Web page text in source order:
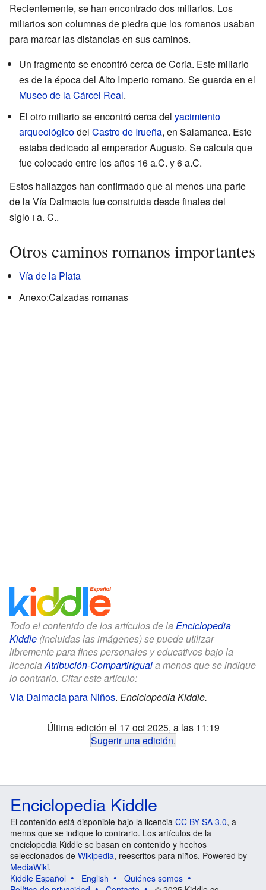
Recientemente, se han encontrado dos miliarios. Los
miliarios son columnas de piedra que los romanos usaban
para marcar las distancias en sus caminos.
Un fragmento se encontró cerca de Coria. Este miliario
es de la época del Alto Imperio romano. Se guarda en el
Museo de la Cárcel Real.
El otro miliario se encontró cerca del yacimiento
arqueológicodel Castro de Irueña, en Salamanca. Este
estaba dedicado al emperador Augusto. Se calcula que
fue colocado entre los años 16 a.C. y 6 a.C.
Estos hallazgos han confirmado que al menos una parte
de la Vía Dalmacia fue construida desde finales del
siglo i a. C..
Otros caminos romanos importantes
Vía de la Plata
Anexo:Calzadas romanas
Todo el contenido de los artículos de la Enciclopedia
Kiddle (incluidas las imágenes) se puede utilizar
libremente para fines personales y educativos bajo la
licenciaAtribución-CompartirIguala menos que se indique
lo contrario. Citar este artículo:
Vía Dalmacia para Niños. Enciclopedia Kiddle.
Última edición el 17 oct 2025, a las 11:19
Sugerir una edición.
Enciclopedia Kiddle
El contenido está disponible bajo la licencia CC BY-SA 3.0, a
menos que se indique lo contrario. Los artículos de la
enciclopedia Kiddle se basan en contenido y hechos
seleccionados de Wikipedia, reescritos para niños. Powered by
MediaWiki.
Kiddle Español
English
Quiénes somos